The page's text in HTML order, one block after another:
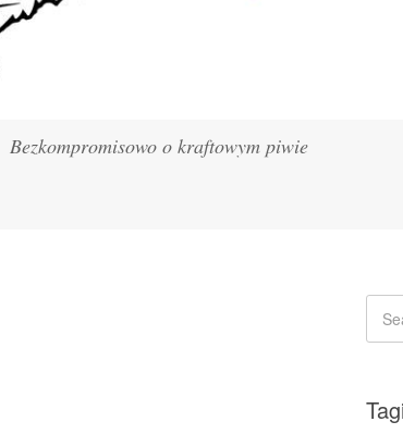
Bezkompromisowo o kraftowym piwie